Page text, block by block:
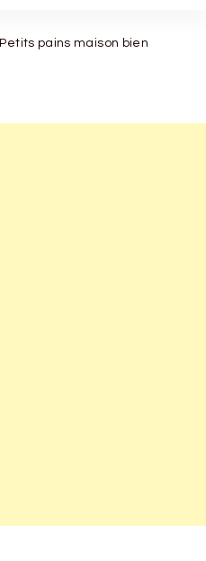
Petits pains maison bien